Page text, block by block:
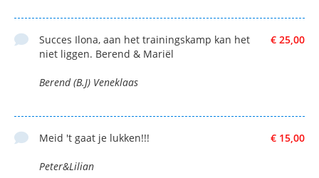
€ 25,00
Succes Ilona, aan het trainingskamp kan het
niet liggen. Berend & Mariël
Berend (B.J) Veneklaas
€ 15,00
Meid 't gaat je lukken!!!
Peter&Lilian